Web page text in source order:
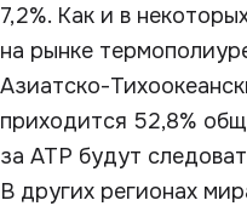
7,2%. Как и в
на рынке
Азиатско-
приходится 52,8%
за АТР будут
В других регионах